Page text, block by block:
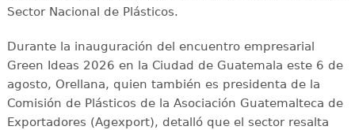
Sector Nacional de Plásticos.
Durante la inauguración del encuentro empresarial
Green Ideas 2026 en la Ciudad de Guatemala este 6 de
agosto, Orellana, quien también es presidenta de la
Comisión de Plásticos de la Asociación Guatemalteca de
Exportadores (Agexport), detalló que el sector resalta